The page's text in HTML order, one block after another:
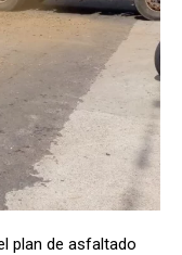
plan de asfaltado